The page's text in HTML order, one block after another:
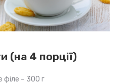
(на 4 порції)
філе – 300 г